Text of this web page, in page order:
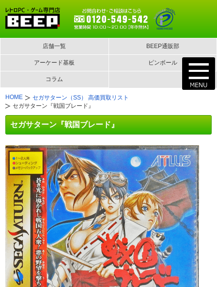
店舗一覧 BEEP通販部
アーケード基板 ピンボール
コラム
HOME
セガサターン（SS） 高価買取リスト
セガサターン『戦国ブレード』
セガサターン『戦国ブレード』